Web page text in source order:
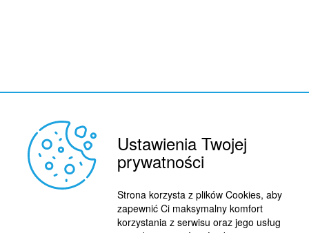
Ustawienia Twojej
prywatności
Strona korzysta z plików Cookies, aby
zapewnić Ci maksymalny komfort
korzystania z serwisu oraz jego usług
© 2015 BY : FUTBOL.PL. ALL RIGHTS RESERVED. REKLAMA
KONTAKT